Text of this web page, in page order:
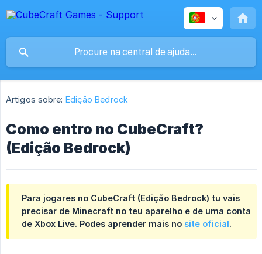
Artigos sobre: Edição Bedrock
Como entro no CubeCraft?
(Edição Bedrock)
Para jogares no CubeCraft (Edição Bedrock) tu vais
precisar de Minecraft no teu aparelho e de uma conta
de Xbox Live. Podes aprender mais no site oficial.